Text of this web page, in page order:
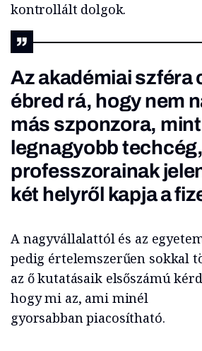
kontrollált dolgok.
Az akadémiai szféra
ébred rá, hogy nem
más szponzora,
legnagyobbtechcég
professzorainak
két helyről kapja a
A nagyvállalattól és az
pedig értelemszerűen sokkal
az ő kutatásaik elsőszámú
hogy mi az, ami minél
gyorsabbanpiacosítható.